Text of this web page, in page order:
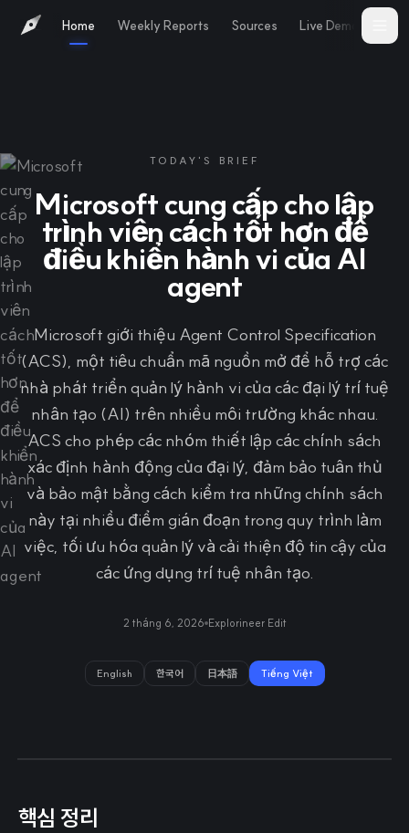
Home Weekly Reports Sources Live Demo
TODAY'S BRIEF
Microsoft cung cấp cho lập
trình viên cách tốt hơn để
điều khiển hành vi của AI
agent
Microsoft giới thiệu Agent Control Specification
(ACS), một tiêu chuẩn mã nguồn mở để hỗ trợ các
nhà phát triển quản lý hành vi của các đại lý trí tuệ
nhân tạo (AI) trên nhiều môi trường khác nhau.
ACS cho phép các nhóm thiết lập các chính sách
xác định hành động của đại lý, đảm bảo tuân thủ
và bảo mật bằng cách kiểm tra những chính sách
này tại nhiều điểm gián đoạn trong quy trình làm
việc, tối ưu hóa quản lý và cải thiện độ tin cậy của
các ứng dụng trí tuệ nhân tạo.
2 tháng 6, 2026 Explorineer Edit
English 한국어 日本語 Tiếng Việt
핵심 정리